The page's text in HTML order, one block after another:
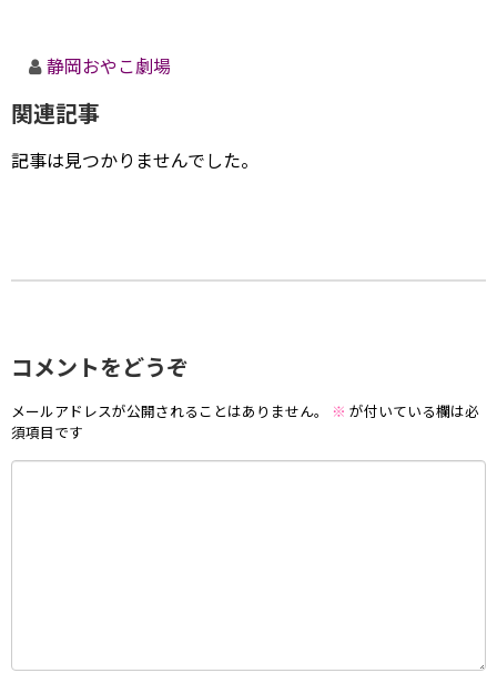
静岡おやこ劇場
関連記事
記事は見つかりませんでした。
コメントをどうぞ
メールアドレスが公開されることはありません。 ※ が付いている欄は必
須項目です